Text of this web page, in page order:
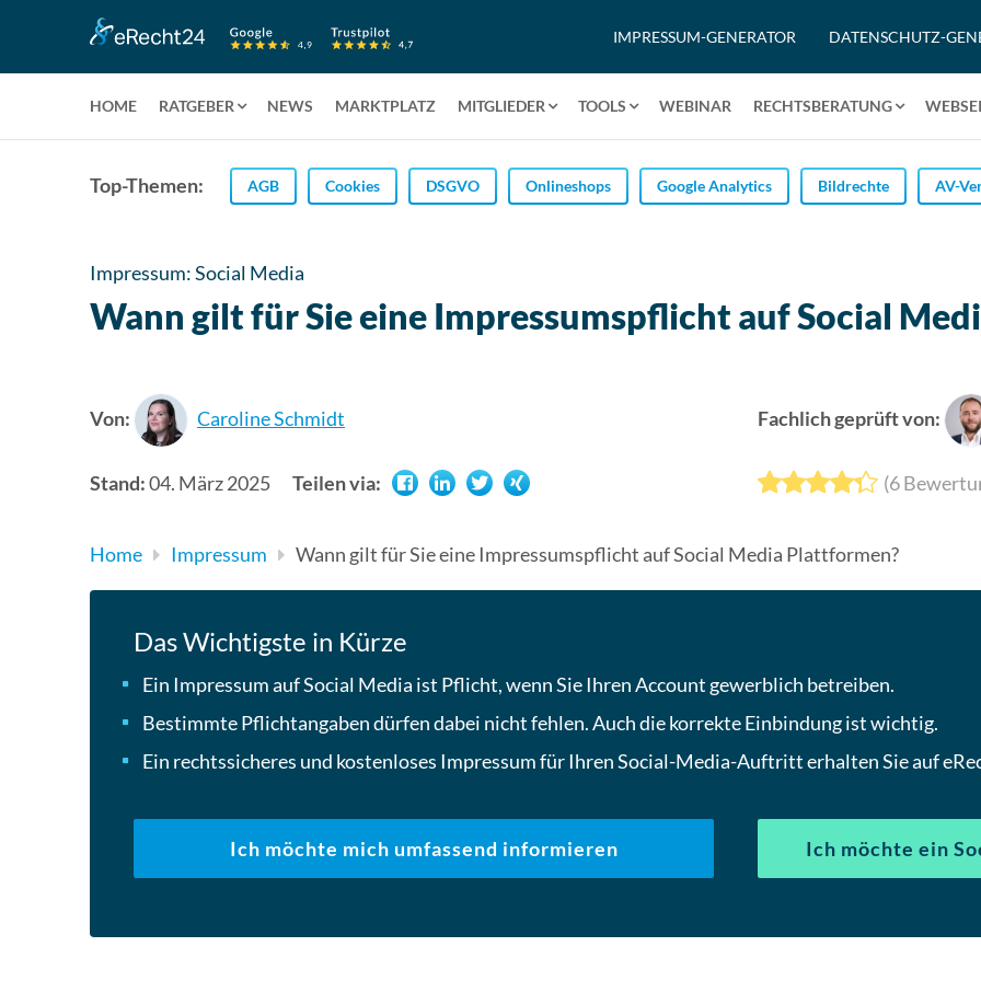
IMPRESSUM-GENERATOR DATENSCHUTZ-
HOME RATGEBER NEWS MARKTPLATZ MITGLIEDER TOOLS WEBINAR RECHTSBERATUNG
Top-Themen: AGB Cookies DSGVO Onlineshops Google Analytics Bildrechte AV-
Impressum: Social Media
Wann gilt für Sie eine Impressumspflicht auf Social
Von: Caroline Schmidt Fachlich geprüft von:
Stand:04. März 2025 Teilen via: (6
Home Impressum Wann gilt für Sie eine Impressumspflicht auf Social Media Plattformen?
Das Wichtigste in Kürze
Ein Impressum auf Social Media ist Pflicht, wenn Sie Ihren Account gewerblich betreiben.
Bestimmte Pflichtangaben dürfen dabei nicht fehlen. Auch die korrekte Einbindung ist wichtig.
Ein rechtssicheres und kostenloses Impressum für Ihren Social-Media-Auftritt erhalten Sie auf
Ich möchte mich umfassend informieren Ich möchte ein